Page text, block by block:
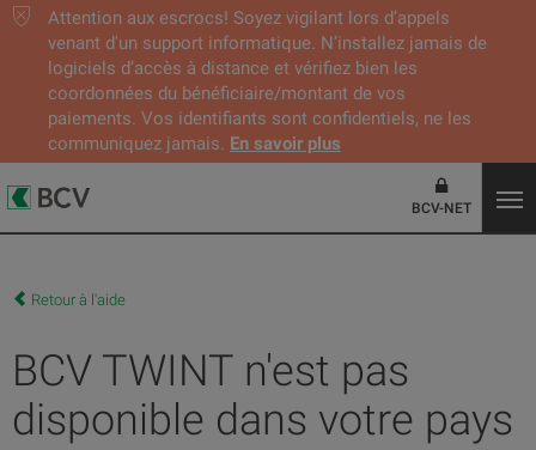
Attention aux escrocs! Soyez vigilant lors d’appels
venant d'un support informatique. N’installez jamais de
logiciels d’accès à distance et vérifiez bien les
coordonnées du bénéficiaire/montant de vos
paiements. Vos identifiants sont confidentiels, ne les
communiquez jamais. En savoir plus
BCV-NET
Retour à l'aide
BCV TWINT n'est pas
disponible dans votre pays